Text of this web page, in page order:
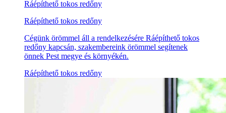
Ráépíthető tokos redőny
Ráépíthető tokos redőny
Cégünk örömmel áll a rendelkezésére Ráépíthető tokos
redőny kapcsán, szakembereink örömmel segítenek
önnek Pest megye és környékén.
Ráépíthető tokos redőny